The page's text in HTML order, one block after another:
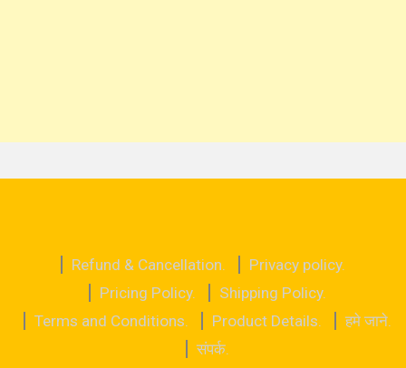
Refund & Cancellation.
Privacy policy.
Pricing Policy.
Shipping Policy.
Terms and Conditions.
Product Details.
हमे जाने.
संपर्क.